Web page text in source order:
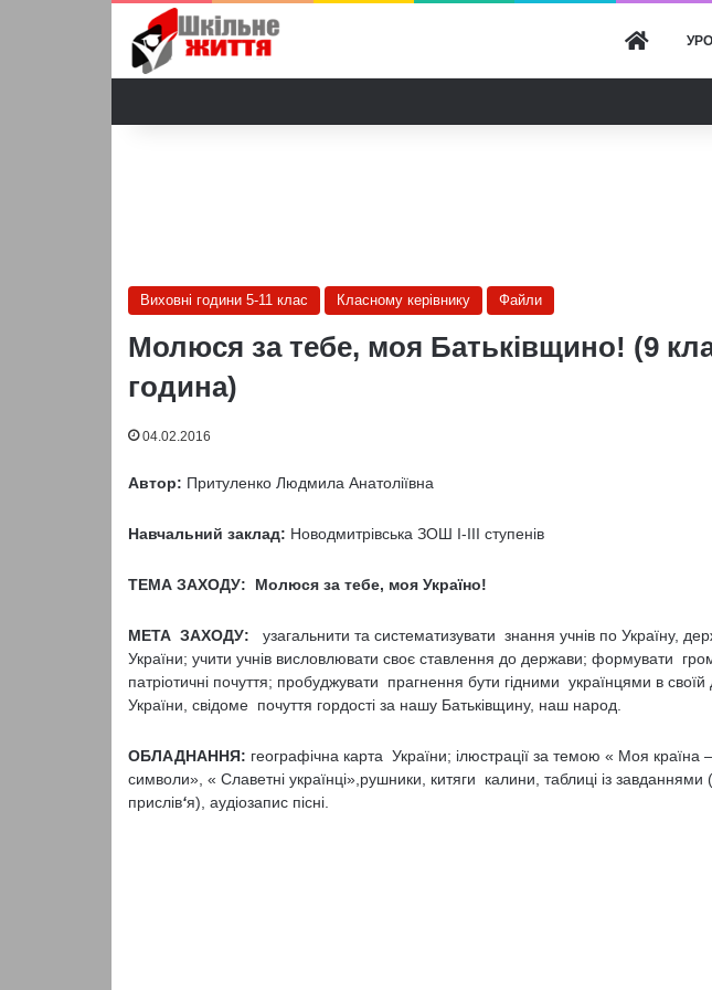
Виховні години 5-11 клас Класному керівнику Файли
Молюся за тебе, моя Батьківщино! (9
година)
04.02.2016
Автор: Притуленко Людмила Анатоліївна
Навчальний заклад: Новодмитрівська ЗОШ І-ІІІ ступенів
ТЕМА ЗАХОДУ: Молюся за тебе, моя Україно!
МЕТА ЗАХОДУ: узагальнити та систематизувати знання учнів по Україну,
України; учити учнів висловлювати своє ставлення до держави; формувати
патріотичні почуття; пробуджувати прагнення бути гідними українцями в
України, свідоме почуття гордості за нашу Батьківщину, наш народ.
ОБЛАДНАННЯ: географічна карта України; ілюстрації за темою « Моя країна
символи», « Славетні українці»,рушники, китяги калини, таблиці із завданнями
прислів‘я), аудіозапис пісні.